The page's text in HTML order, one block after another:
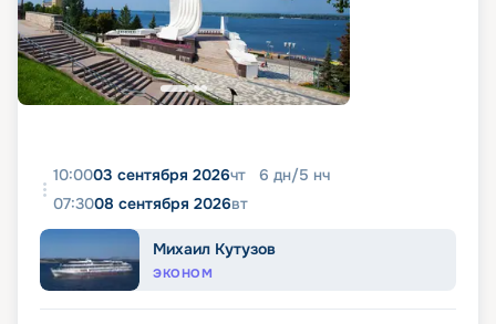
10:0003 сентября 2026чт 6 дн/5 нч
07:3008 сентября 2026вт
Михаил Кутузов
ЭКОНОМ